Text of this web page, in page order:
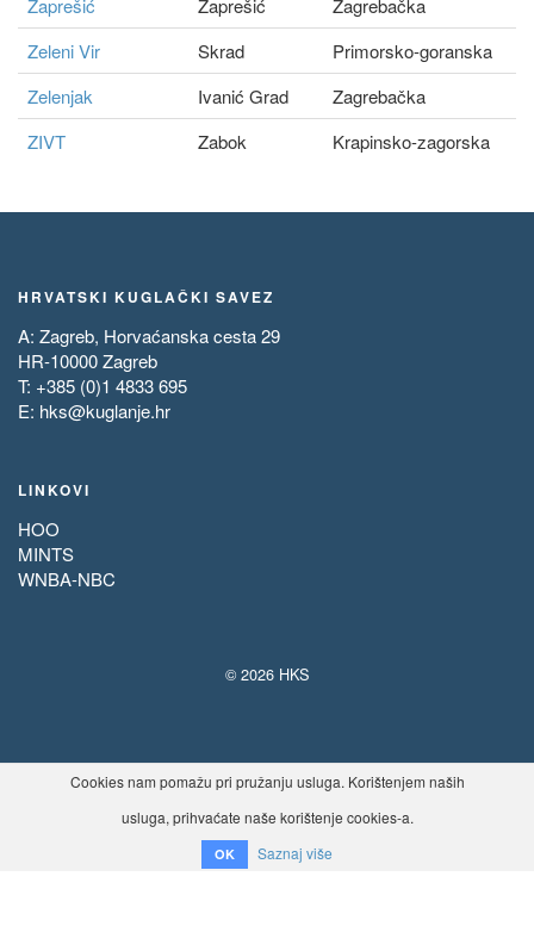
Zaprešić
Zaprešić
Zagrebačka
Zeleni Vir
Skrad
Primorsko-goranska
Zelenjak
Ivanić Grad
Zagrebačka
ZIVT
Zabok Krapinsko-zagorska
HRVATSKI KUGLAČKI SAVEZ
A: Zagreb, Horvaćanska cesta 29
HR-10000 Zagreb
T: +385 (0)1 4833 695
E: hks@kuglanje.hr
LINKOVI
HOO
MINTS
WNBA-NBC
© 2026 HKS
Cookies nam pomažu pri pružanju usluga. Korištenjem naših
usluga, prihvaćate naše korištenje cookies-a.
OK Saznaj više